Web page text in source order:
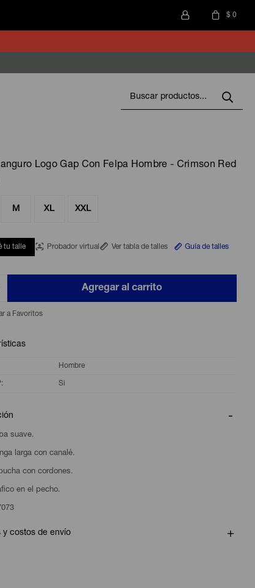
$ 0
Logo Gap Con Felpa Hombre - Crimson Red
M XL XXL
tu talle Probador virtual Ver tabla de talles Guía de talles
Agregar al carrito
Hombre
Si
suave.
larga con canalé.
con cordones.
en el pecho.
y costos de envío